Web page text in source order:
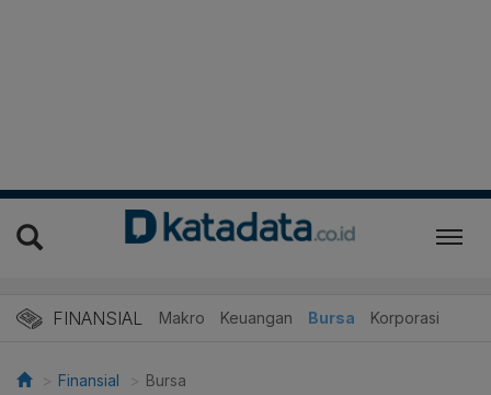
FINANSIAL Makro Keuangan Bursa Korporasi
Finansial Bursa